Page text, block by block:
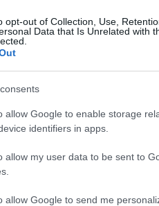
opt-out of Collection, Use,
Data that Is Unrelated with
allow Google to enable storage
identifiers in apps.
allow my user data to be sent to
allow Google to send me
να μειώσουν
και πιο
αναγνωρίστηκε
Greece .«Η
η Recorded Future
δυνατότητες